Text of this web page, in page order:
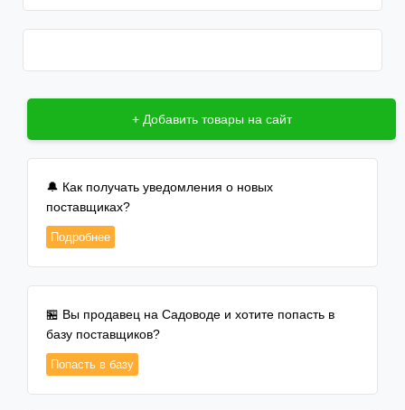
+ Добавить товары на сайт
🔔 Как получать уведомления о новых
поставщиках?
Подробнее
🏪 Вы продавец на Садоводе и хотите попасть в
базу поставщиков?
Попасть в базу